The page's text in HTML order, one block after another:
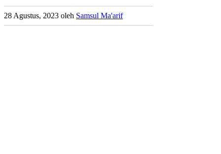
28 Agustus, 2023 oleh Samsul Ma'arif